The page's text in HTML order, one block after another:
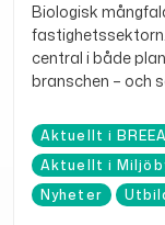
Biologisk
central i både
branschen – och
Aktuellt i
Aktuellt i
Nyheter